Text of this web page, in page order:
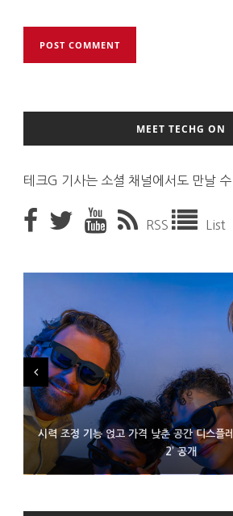
MEET TECHG ON
테크G 기사는 소셜 채널에서도 만날 수
RSS List
시력 조정 기능 얹고 가격 낮춘 공간 디스플
2’ 공개
D램 부족에 10억달러어치 아이폰18 프로
300~400달러 반지형 스피커 준비